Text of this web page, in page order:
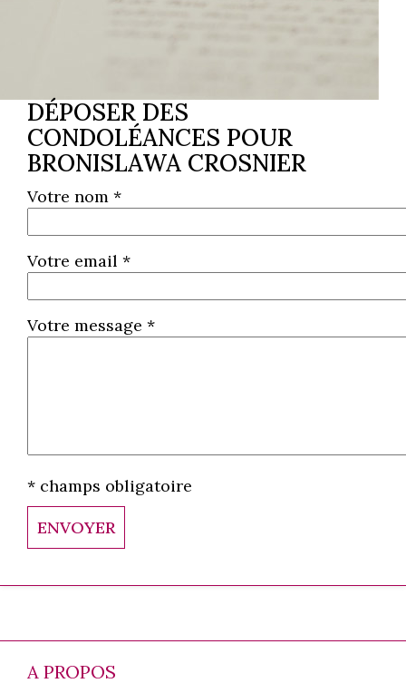
DÉPOSER DES
CONDOLÉANCES POUR
BRONISLAWA CROSNIER
Votre nom *
Votre email *
Votre message *
* champs obligatoire
A PROPOS